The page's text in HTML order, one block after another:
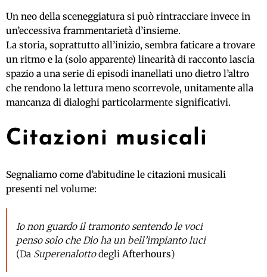
Un neo della sceneggiatura si può rintracciare invece in
un’eccessiva frammentarietà d’insieme.
La storia, soprattutto all’inizio, sembra faticare a trovare
un ritmo e la (solo apparente) linearità di racconto lascia
spazio a una serie di episodi inanellati uno dietro l’altro
che rendono la lettura meno scorrevole, unitamente alla
mancanza di dialoghi particolarmente significativi.
Citazioni musicali
Segnaliamo come d’abitudine le citazioni musicali
presenti nel volume:
Io non guardo il tramonto sentendo le voci
penso solo che Dio ha un bell’impianto luci
(Da SuperenalottodegliAfterhours)